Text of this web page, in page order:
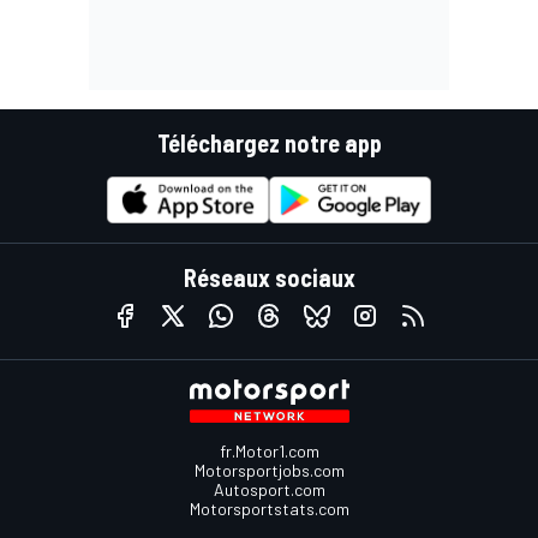
Téléchargez notre app
Réseaux sociaux
fr.Motor1.com
Motorsportjobs.com
Autosport.com
Motorsportstats.com